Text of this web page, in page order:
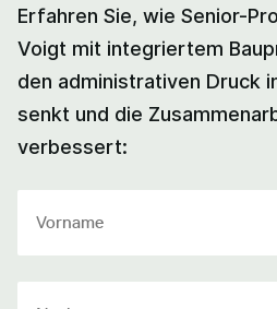
Erfahren Sie, wie Senior-
Voigt mit integriertem
den administrativen Druck
senkt und die
verbessert: